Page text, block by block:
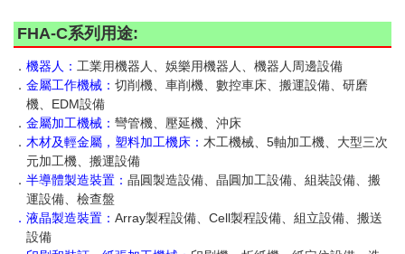
FHA-C系列用途:
． 機器人： 工業用機器人、娛樂用機器人、機器人周邊設備
． 金屬工作機械： 切削機、車削機、數控車床、搬運設備、研磨
機、EDM設備
． 金屬加工機械： 彎管機、壓延機、沖床
． 木材及輕金屬，塑料加工機床： 木工機械、5軸加工機、大型三次
元加工機、搬運設備
． 半導體製造裝置： 晶圓製造設備、晶圓加工設備、組裝設備、搬
運設備、檢查盤
．液晶製造裝置： Array製程設備、Cell製程設備、組立設備、搬送
設備